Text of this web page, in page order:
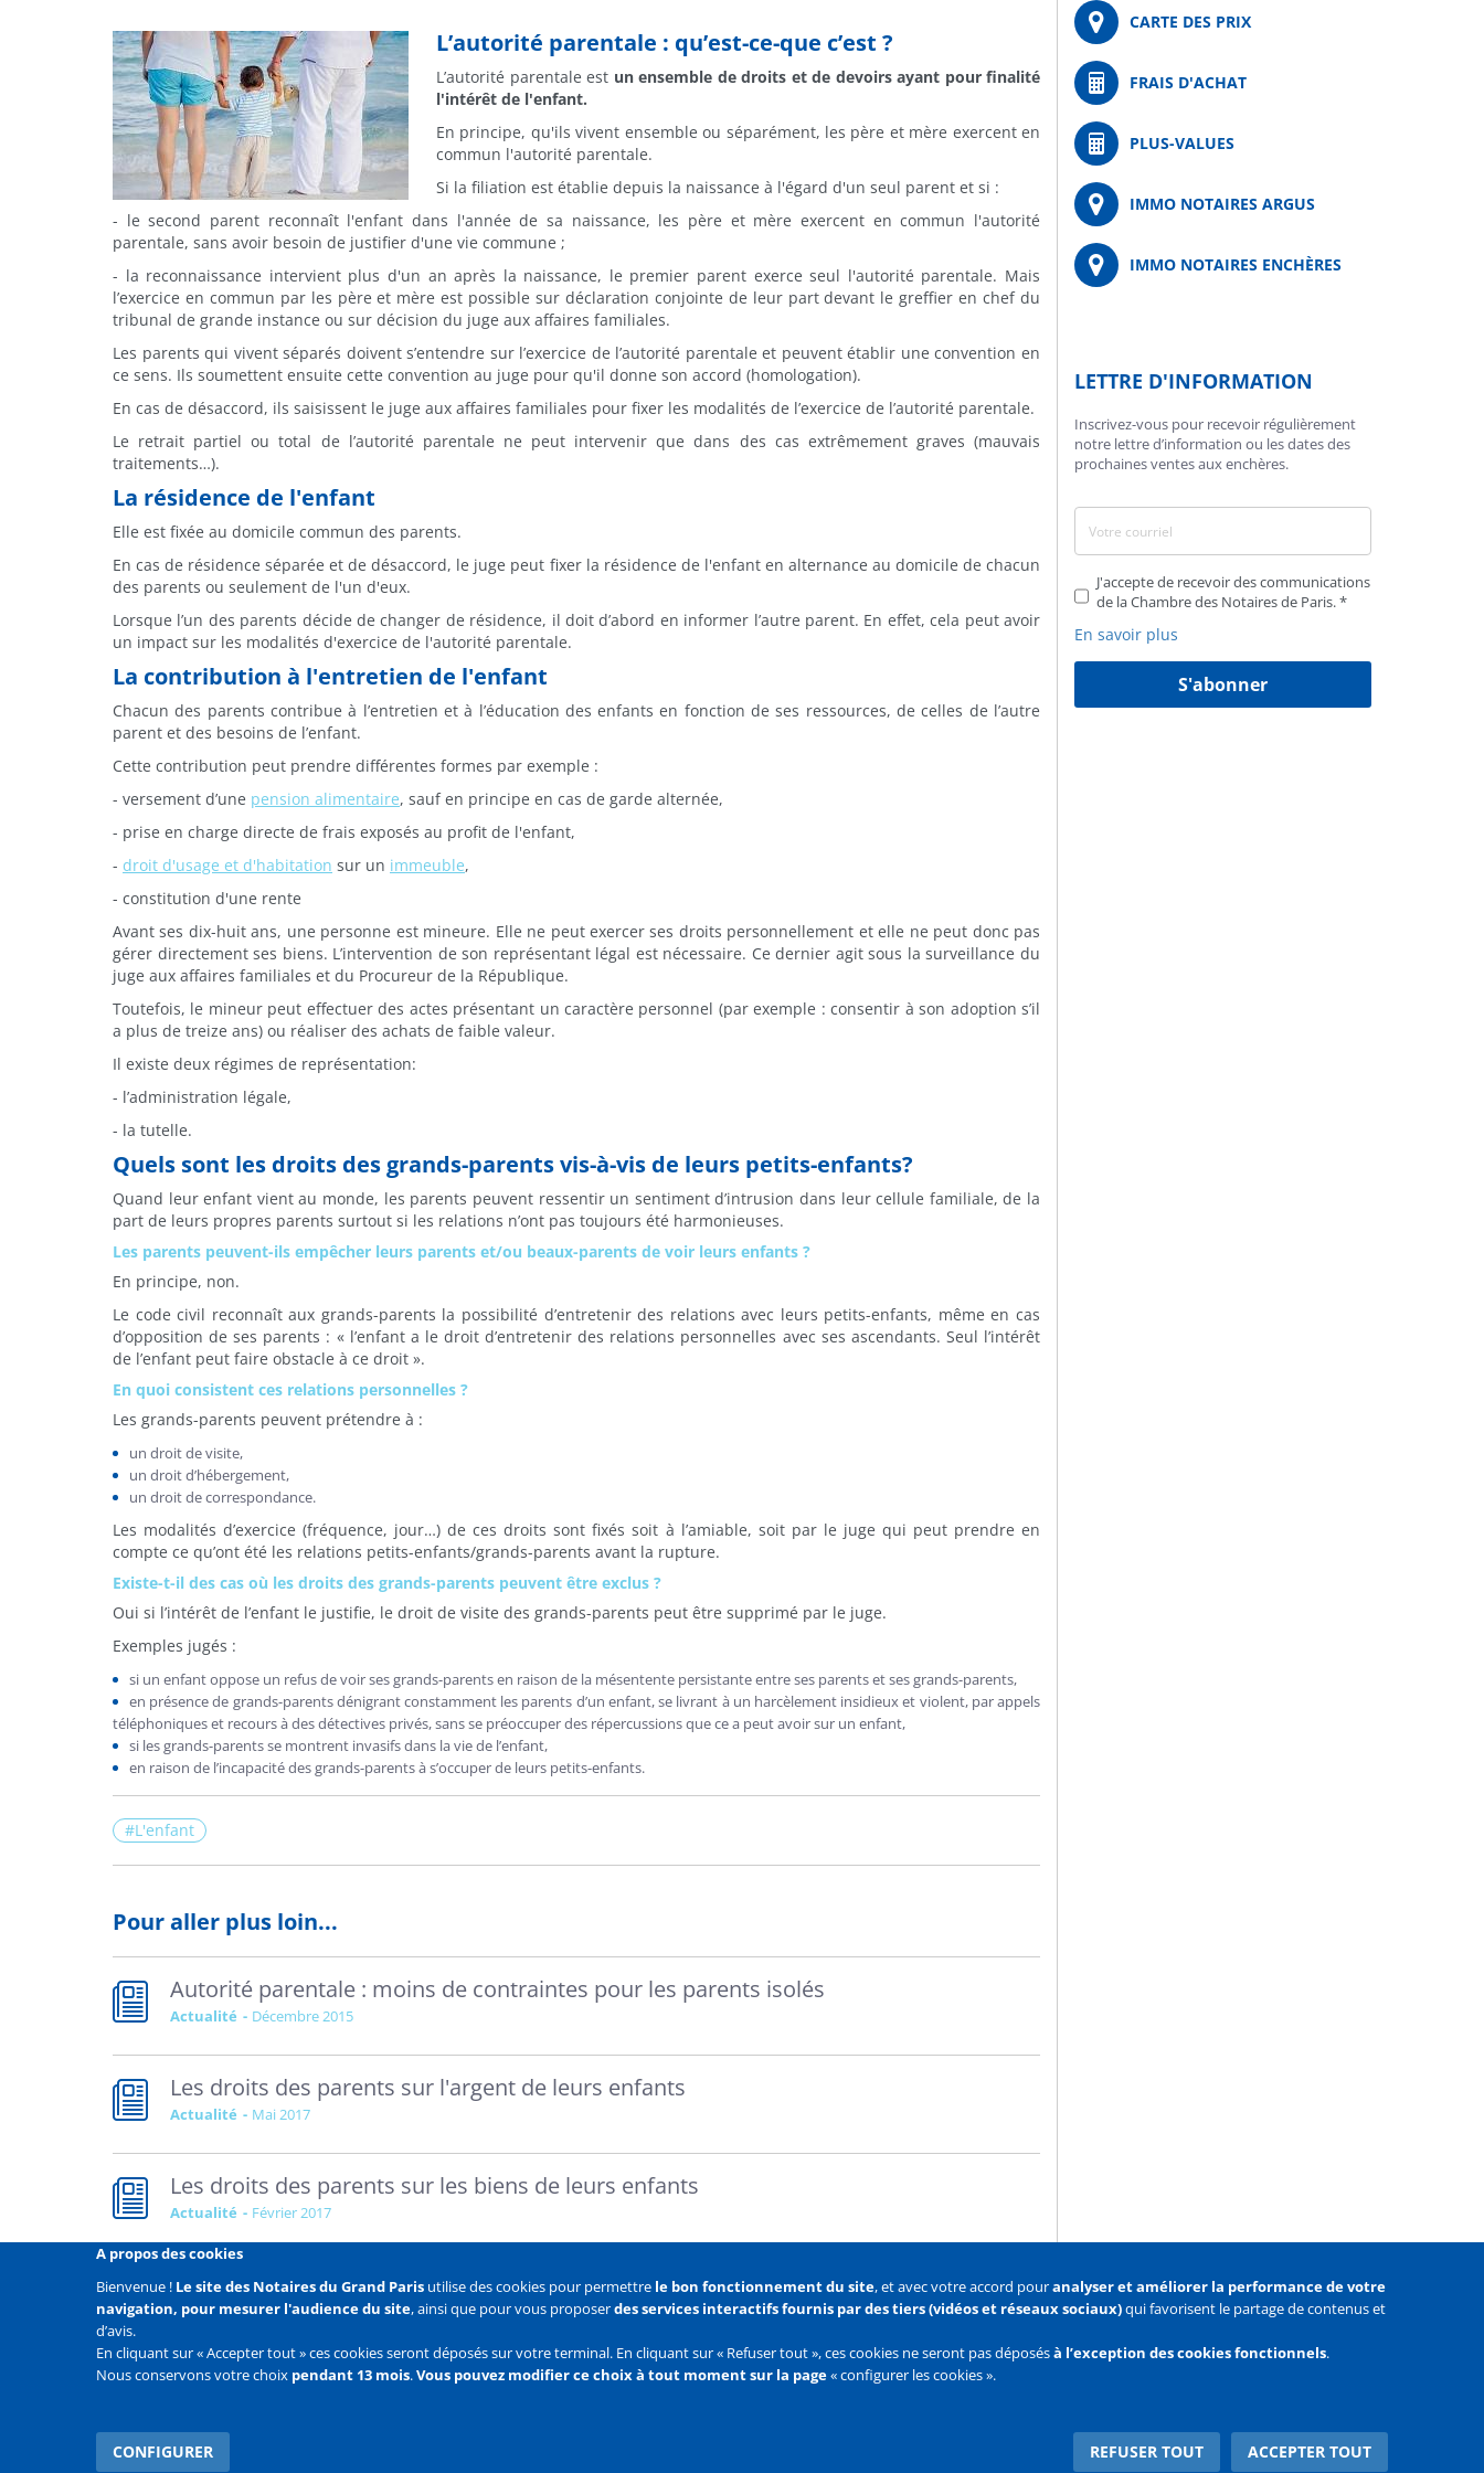
L’autorité parentale : qu’est-ce-que c’est ?
L’autorité parentale est un ensemble de droits et de devoirs ayant pour finalité
l'intérêt de l'enfant.
En principe, qu'ils vivent ensemble ou séparément, les père et mère exercent en
commun l'autorité parentale.
Si la filiation est établie depuis la naissance à l'égard d'un seul parent et si :
- le second parent reconnaît l'enfant dans l'année de sa naissance, les père et mère exercent en commun l'autorité
parentale, sans avoir besoin de justifier d'une vie commune ;
- la reconnaissance intervient plus d'un an après la naissance, le premier parent exerce seul l'autorité parentale. Mais
l’exercice en commun par les père et mère est possible sur déclaration conjointe de leur part devant le greffier en chef du
tribunal de grande instance ou sur décision du juge aux affaires familiales.
Les parents qui vivent séparés doivent s’entendre sur l’exercice de l’autorité parentale et peuvent établir une convention en
ce sens. Ils soumettent ensuite cette convention au juge pour qu'il donne son accord (homologation).
En cas de désaccord, ils saisissent le juge aux affaires familiales pour fixer les modalités de l’exercice de l’autorité parentale.
Le retrait partiel ou total de l’autorité parentale ne peut intervenir que dans des cas extrêmement graves (mauvais
traitements…).
La résidence de l'enfant
Elle est fixée au domicile commun des parents.
En cas de résidence séparée et de désaccord, le juge peut fixer la résidence de l'enfant en alternance au domicile de chacun
des parents ou seulement de l'un d'eux.
Lorsque l’un des parents décide de changer de résidence, il doit d’abord en informer l’autre parent. En effet, cela peut avoir
un impact sur les modalités d'exercice de l'autorité parentale.
La contribution à l'entretien de l'enfant
Chacun des parents contribue à l’entretien et à l’éducation des enfants en fonction de ses ressources, de celles de l’autre
parent et des besoins de l’enfant.
Cette contribution peut prendre différentes formes par exemple :
- versement d’une pension alimentaire, sauf en principe en cas de garde alternée,
- prise en charge directe de frais exposés au profit de l'enfant,
- droit d'usage et d'habitation sur un immeuble,
- constitution d'une rente
Avant ses dix-huit ans, une personne est mineure. Elle ne peut exercer ses droits personnellement et elle ne peut donc pas
gérer directement ses biens. L’intervention de son représentant légal est nécessaire. Ce dernier agit sous la surveillance du
juge aux affaires familiales et du Procureur de la République.
Toutefois, le mineur peut effectuer des actes présentant un caractère personnel (par exemple : consentir à son adoption s’il
a plus de treize ans) ou réaliser des achats de faible valeur.
Il existe deux régimes de représentation:
- l’administration légale,
- la tutelle.
Quels sont les droits des grands-parents vis-à-vis de leurs petits-enfants?
Quand leur enfant vient au monde, les parents peuvent ressentir un sentiment d’intrusion dans leur cellule familiale, de la
part de leurs propres parents surtout si les relations n’ont pas toujours été harmonieuses.
Les parents peuvent-ils empêcher leurs parents et/ou beaux-parents de voir leurs enfants ?
En principe, non.
Le code civil reconnaît aux grands-parents la possibilité d’entretenir des relations avec leurs petits-enfants, même en cas
d’opposition de ses parents : « l’enfant a le droit d’entretenir des relations personnelles avec ses ascendants. Seul l’intérêt
de l’enfant peut faire obstacle à ce droit ».
En quoi consistent ces relations personnelles ?
Les grands-parents peuvent prétendre à :
un droit de visite,
un droit d’hébergement,
un droit de correspondance.
Les modalités d’exercice (fréquence, jour…) de ces droits sont fixés soit à l’amiable, soit par le juge qui peut prendre en
compte ce qu’ont été les relations petits-enfants/grands-parents avant la rupture.
Existe-t-il des cas où les droits des grands-parents peuvent être exclus ?
Oui si l’intérêt de l’enfant le justifie, le droit de visite des grands-parents peut être supprimé par le juge.
Exemples jugés :
si un enfant oppose un refus de voir ses grands-parents en raison de la mésentente persistante entre ses parents et ses grands-parents,
en présence de grands-parents dénigrant constamment les parents d’un enfant, se livrant à un harcèlement insidieux et violent, par appels
téléphoniques et recours à des détectives privés, sans se préoccuper des répercussions que ce a peut avoir sur un enfant,
si les grands-parents se montrent invasifs dans la vie de l’enfant,
en raison de l’incapacité des grands-parents à s’occuper de leurs petits-enfants.
L'enfant
Pour aller plus loin...
Autorité parentale : moins de contraintes pour les parents isolés
Actualité décembre 2015
Les droits des parents sur l'argent de leurs enfants
Actualité mai 2017
Les droits des parents sur les biens de leurs enfants
Actualité février 2017
CARTE DES PRIX
FRAIS D'ACHAT
PLUS-VALUES
IMMO NOTAIRES ARGUS
IMMO NOTAIRES ENCHÈRES
LETTRE D'INFORMATION
Inscrivez-vous pour recevoir régulièrement
notre lettre d’information ou les dates des
prochaines ventes aux enchères.
J'accepte de recevoir des communications
de la Chambre des Notaires de Paris.
En savoir plus
S'abonner
Liens
Mentions légales
Liens
ligne
Accueil Contact Plan du site
Flux
A propos des cookies
Bienvenue ! Le site des Notaires du Grand Paris utilise des cookies pour permettre le bon fonctionnement du site, et avec votre accord pouranalyser et améliorer la performance de votre
navigation, pour mesurer l'audience du site, ainsi que pour vous proposerdes services interactifs fournis par des tiers (vidéos et réseaux sociaux)qui favorisent le partage de contenus et
d’avis.
En cliquant sur « Accepter tout » ces cookies seront déposés sur votre terminal. En cliquant sur « Refuser tout », ces cookies ne seront pas déposésà l’exception des cookies fonctionnels.
Nous conservons votre choix pendant 13 mois.Vous pouvez modifier ce choix à tout moment sur la page« configurer les cookies ».
CONFIGURER ACCEPTER TOUT
REFUSER TOUT